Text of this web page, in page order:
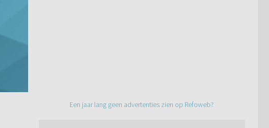
Een jaar lang geen advertenties zien op Refoweb?